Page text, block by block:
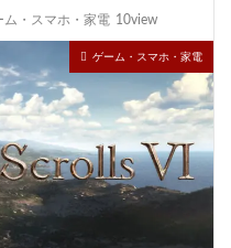
ム・スマホ・家電 10view
ゲーム・スマホ・家電